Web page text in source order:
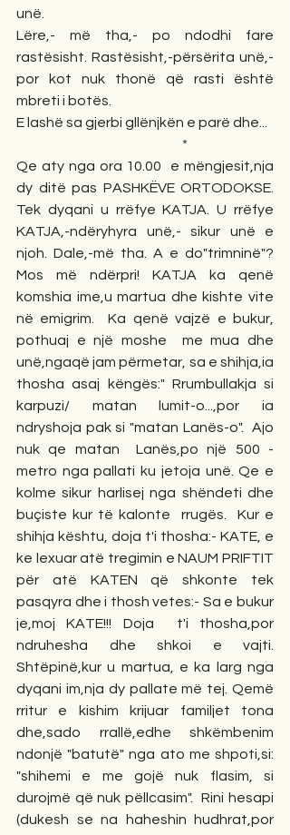
unë.
Lëre,- më tha,- po ndodhi fare
rastësisht. Rastësisht,-përsërita unë,-
por kot nuk thonë që rasti është
mbreti i botës.
E lashë sa gjerbi gllënjkën e parë dhe...
*
Qe aty nga ora 10.00  e mëngjesit,nja
dy ditë pas PASHKËVE ORTODOKSE.
Tek dyqani u rrëfye KATJA. U rrëfye
KATJA,-ndëryhyra unë,- sikur unë e
njoh. Dale,-më tha. A e do"trimninë"?
Mos më ndërpri! KATJA ka qenë
komshia ime,u martua dhe kishte vite
në emigrim.  Ka qenë vajzë e bukur,
pothuaj e një moshe  me mua dhe
unë,ngaqë jam përmetar, sa e shihja,ia
thosha asaj këngës:" Rrumbullakja si
karpuzi/ matan lumit-o...,por ia
ndryshoja pak si "matan Lanës-o".  Ajo
nuk qe matan  Lanës,po një 500 -
metro nga pallati ku jetoja unë. Qe e
kolme sikur harlisej nga shëndeti dhe
buçiste kur të kalonte  rrugës.  Kur e
shihja kështu, doja t'i thosha:- KATE, e
ke lexuar atë tregimin e NAUM PRIFTIT
për atë KATEN që shkonte tek
pasqyra dhe i thosh vetes:- Sa e bukur
je,moj KATE!!! Doja  t'i thosha,por
ndruhesha dhe shkoi e vajti.
Shtëpinë,kur u martua, e ka larg nga
dyqani im,nja dy pallate më tej. Qemë
rritur e kishim krijuar familjet tona
dhe,sado rrallë,edhe shkëmbenim
ndonjë "batutë" nga ato me shpoti,si:
"shihemi e me gojë nuk flasim, si
durojmë që nuk pëllcasim".  Rini hesapi
(dukesh se na haheshin hudhrat,por